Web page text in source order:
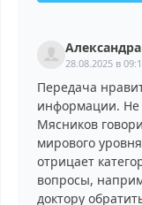
Александра
28.08.2025 в
Передача
информации. Не
Мясников
мирового
отрицает
вопросы,
доктору